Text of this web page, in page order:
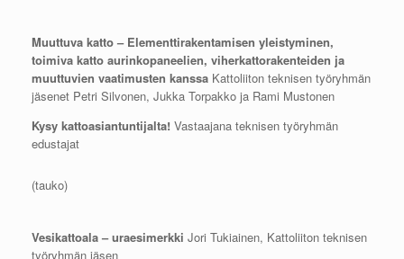
Muuttuva katto – Elementtirakentamisen yleistyminen,
toimiva katto aurinkopaneelien, viherkattorakenteiden ja
muuttuvien vaatimusten kanssa Kattoliiton teknisen työryhmän
jäsenet Petri Silvonen, Jukka Torpakko ja Rami Mustonen
Kysy kattoasiantuntijalta! Vastaajana teknisen työryhmän
edustajat
(tauko)
Vesikattoala – uraesimerkki Jori Tukiainen, Kattoliiton teknisen
työryhmän jäsen